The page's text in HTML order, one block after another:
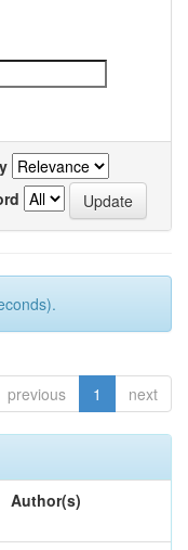
previous 1 next
Author(s)